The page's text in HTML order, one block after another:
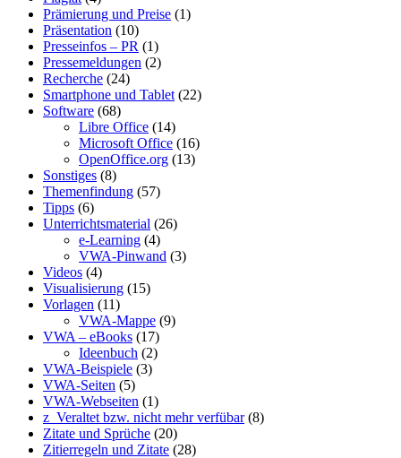
Prämierung und Preise (1)
Präsentation (10)
Presseinfos – PR (1)
Pressemeldungen (2)
Recherche (24)
Smartphone und Tablet (22)
Software (68)
Libre Office (14)
Microsoft Office (16)
OpenOffice.org (13)
Sonstiges (8)
Themenfindung (57)
Tipps (6)
Unterrichtsmaterial (26)
e-Learning (4)
VWA-Pinwand (3)
Videos (4)
Visualisierung (15)
Vorlagen (11)
VWA-Mappe (9)
VWA – eBooks (17)
Ideenbuch (2)
VWA-Beispiele (3)
VWA-Seiten (5)
VWA-Webseiten (1)
z_Veraltet bzw. nicht mehr verfübar(8)
Zitate und Sprüche (20)
Zitierregeln und Zitate (28)